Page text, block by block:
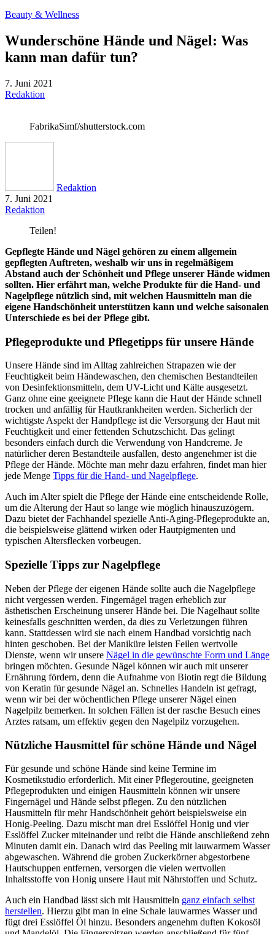
Beauty & Wellness
Wunderschöne Hände und Nägel: Was
kann man dafür tun?
7. Juni 2021
Redaktion
FabrikaSimf/shutterstock.com
Redaktion
7. Juni 2021
Redaktion
Teilen!
Gepflegte Hände und Nägel gehören zu einem allgemein
gepflegten Auftreten, weshalb wir uns in regelmäßigem
Abstand auch der Schönheit und Pflege unserer Hände widmen
sollten. Hier erfährt man, welche Produkte für die Hand- und
Nagelpflege nützlich sind, mit welchen Hausmitteln man die
eigene Handschönheit unterstützen kann und welche saisonalen
Unterschiede es bei der Pflege gibt.
Pflegeprodukte und Pflegetipps für unsere Hände
Unsere Hände sind im Alltag zahlreichen Strapazen wie der
Feuchtigkeit beim Händewaschen, den chemischen Bestandteilen
von Desinfektionsmitteln, dem UV-Licht und Kälte ausgesetzt.
Ganz ohne eine geeignete Pflege kann die Haut der Hände schnell
trocken und anfällig für Hautkrankheiten werden. Sicherlich der
wichtigste Aspekt der Handpflege ist die Versorgung der Haut mit
Feuchtigkeit und einer fettenden Schutzschicht. Das gelingt
besonders einfach durch die Verwendung von Handcreme. Je
natürlicher deren Bestandteile ausfallen, desto angenehmer ist die
Pflege der Hände. Möchte man mehr dazu erfahren, findet man hier
jede Menge Tipps für die Hand- und Nagelpflege.
Auch im Alter spielt die Pflege der Hände eine entscheidende Rolle,
um die Alterung der Haut so lange wie möglich hinauszuzögern.
Dazu bietet der Fachhandel spezielle Anti-Aging-Pflegeprodukte an,
die beispielsweise glättend wirken oder Hautpigmenten und
typischen Altersflecken vorbeugen.
Spezielle Tipps zur Nagelpflege
Neben der Pflege der eigenen Hände sollte auch die Nagelpflege
nicht vergessen werden. Fingernägel tragen erheblich zur
ästhetischen Erscheinung unserer Hände bei. Die Nagelhaut sollte
keinesfalls geschnitten werden, da dies zu Verletzungen führen
kann. Stattdessen wird sie nach einem Handbad vorsichtig nach
hinten geschoben. Bei der Maniküre leisten Feilen wertvolle
Dienste, wenn wir unsere Nägel in die gewünschte Form und Länge
bringen möchten. Gesunde Nägel können wir auch mit unserer
Ernährung fördern, denn die Aufnahme von Biotin regt die Bildung
von Keratin für gesunde Nägel an. Schnelles Handeln ist gefragt,
wenn wir bei der wöchentlichen Pflege unserer Nägel einen
Nagelpilz bemerken. In solchen Fällen ist der rasche Besuch eines
Arztes ratsam, um effektiv gegen den Nagelpilz vorzugehen.
Nützliche Hausmittel für schöne Hände und Nägel
Für gesunde und schöne Hände sind keine Termine im
Kosmetikstudio erforderlich. Mit einer Pflegeroutine, geeigneten
Pflegeprodukten und einigen Hausmitteln können wir unsere
Fingernägel und Hände selbst pflegen. Zu den nützlichen
Hausmitteln für mehr Handschönheit gehört beispielsweise ein
Honig-Peeling. Dazu mischt man drei Esslöffel Honig und vier
Esslöffel Zucker miteinander und reibt die Hände anschließend zehn
Minuten damit ein. Danach wird das Peeling mit lauwarmem Wasser
abgewaschen. Während die groben Zuckerkörner abgestorbene
Hautschuppen entfernen, versorgen die vielen wertvollen
Inhaltsstoffe von Honig unsere Haut mit Nährstoffen und Schutz.
Auch ein Handbad lässt sich mit Hausmitteln ganz einfach selbst
herstellen. Hierzu gibt man in eine Schale lauwarmes Wasser und
fügt drei Esslöffel Öl hinzu. Besonders angenehm duften Kokosöl